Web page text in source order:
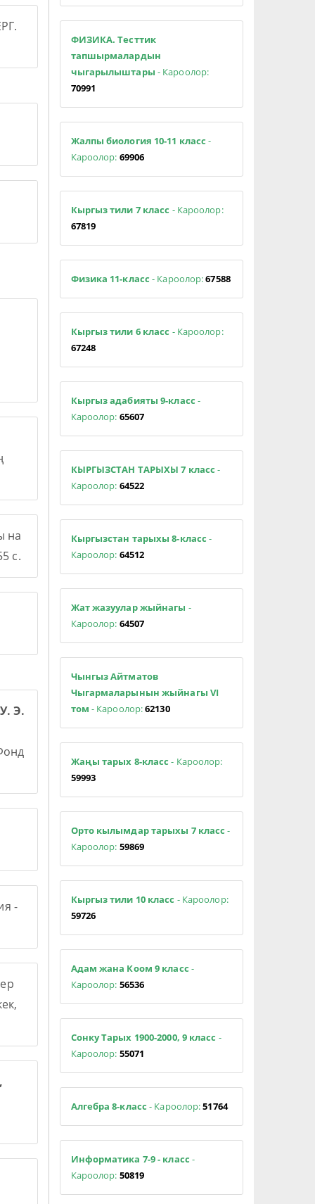
на
с.
Э.
-
ФИЗИКА. Тесттик
тапшырмалардын
чыгарылыштары - Кароолор:
70991
Жалпы биология 10-11 класс -
Кароолор: 69906
Кыргыз тили 7 класс - Кароолор:
67819
Физика 11-класс - Кароолор:67588
Кыргыз тили 6 класс - Кароолор:
67248
Кыргыз адабияты 9-класс -
Кароолор: 65607
КЫРГЫЗСТАН ТАРЫХЫ 7 класс -
Кароолор: 64522
Кыргызстан тарыхы 8-класс -
Кароолор: 64512
Жат жазуулар жыйнагы -
Кароолор: 64507
Чынгыз Айтматов
Чыгармаларынын жыйнагы VI
том - Кароолор:62130
Жаңы тарых 8-класс - Кароолор:
59993
Орто кылымдар тарыхы 7 класс-
Кароолор: 59869
Кыргыз тили 10 класс - Кароолор:
59726
Адам жана Коом 9 класс -
Кароолор: 56536
Сонку Тарых 1900-2000, 9 класс -
Кароолор: 55071
Алгебра 8-класс - Кароолор:51764
Информатика 7-9 - класс -
Кароолор: 50819